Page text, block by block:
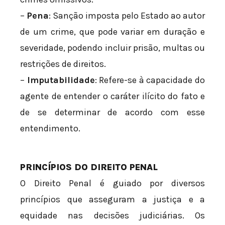
– Pena: Sanção imposta pelo Estado ao autor
de um crime, que pode variar em duração e
severidade, podendo incluir prisão, multas ou
restrições de direitos.
– Imputabilidade: Refere-se à capacidade do
agente de entender o caráter ilícito do fato e
de se determinar de acordo com esse
entendimento.
PRINCÍPIOS DO DIREITO PENAL
O Direito Penal é guiado por diversos
princípios que asseguram a justiça e a
equidade nas decisões judiciárias. Os